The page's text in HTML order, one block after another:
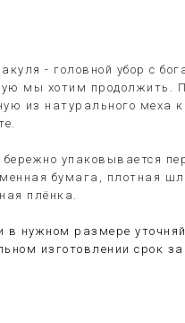
- головной убор с
мы хотим продолжить.
из натурального меха
упаковывается
бумага, плотная
плёнка.
в нужном размере
изготовлении срок